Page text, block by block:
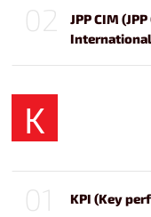
02
JPP CIM
K
01 KPI (Key